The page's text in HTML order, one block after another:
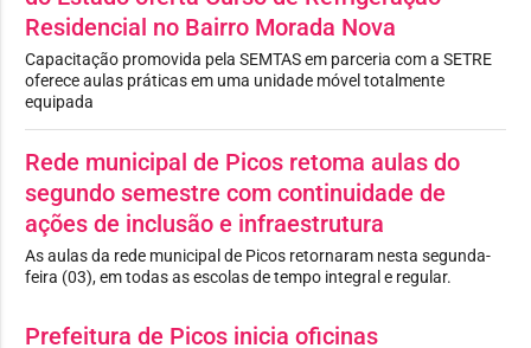
Residencial no Bairro Morada Nova
Capacitação promovida pela SEMTAS em parceria com a SETRE
oferece aulas práticas em uma unidade móvel totalmente
equipada
Rede municipal de Picos retoma aulas do
segundo semestre com continuidade de
ações de inclusão e infraestrutura
As aulas da rede municipal de Picos retornaram nesta segunda-
feira (03), em todas as escolas de tempo integral e regular.
Prefeitura de Picos inicia oficinas